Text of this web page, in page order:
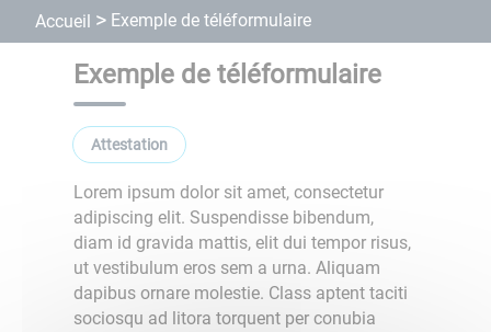
Accueil Exemple de téléformulaire
Exemple de téléformulaire
attestation
Lorem ipsum dolor sit amet, consectetur
adipiscing elit. Suspendisse bibendum,
diam id gravida mattis, elit dui tempor risus,
ut vestibulum eros sem a urna. Aliquam
dapibus ornare molestie. Class aptent taciti
sociosqu ad litora torquent per conubia